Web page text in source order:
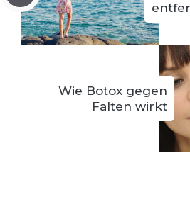
Wie Botox gegen
Falten wirkt